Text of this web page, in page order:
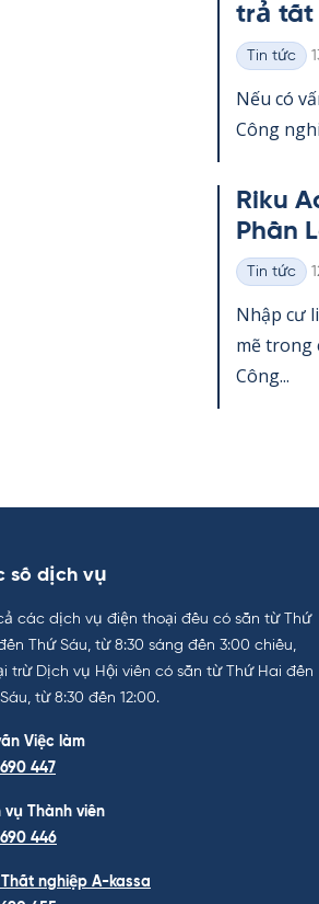
trả tất
Thể
loại
Tin tức
Nếu có
Công
Riku
Phần
Thể
loại
Tin tức
Nhập cư
mẽ trong
Công...
số dịch vụ
các dịch vụ điện thoại đều có sẵn từ Thứ
Thứ Sáu, từ 8:30 sáng đến 3:00 chiều,
trừ Dịch vụ Hội viên có sẵn từ Thứ Hai đến
từ 8:30 đến 12:00.
Việc làm
447
vụ Thành viên
446
nghiệp A-kassa